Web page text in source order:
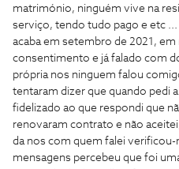
matrimónio, ninguém vive na
serviço, tendo tudo pago e etc
acaba em setembro de 2021,
consentimento e já falado com
própria nos ninguem falou
tentaram dizer que quando pedi
fidelizado ao que respondi que
renovaram contrato e não
da nos com quem falei
mensagens percebeu que foi